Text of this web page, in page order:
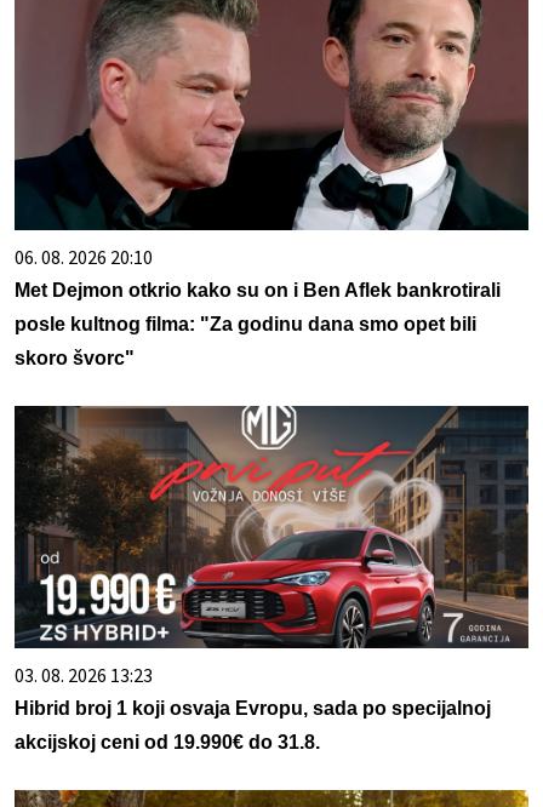
06. 08. 2026 20:10
Met Dejmon otkrio kako su on i Ben Aflek bankrotirali
posle kultnog filma: "Za godinu dana smo opet bili
skoro švorc"
03. 08. 2026 13:23
Hibrid broj 1 koji osvaja Evropu, sada po specijalnoj
akcijskoj ceni od 19.990€ do 31.8.